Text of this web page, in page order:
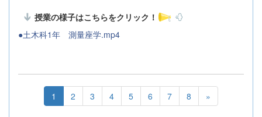
授業の様子はこちらをクリック！
●土木科1年 測量座学.mp4
1 2 3 4 5 6 7 8 »